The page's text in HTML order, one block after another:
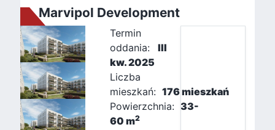
Marvipol Development
Termin
oddania:
III
kw. 2025
Liczba
mieszkań: 176 mieszkań
Powierzchnia: 33-
60 m2